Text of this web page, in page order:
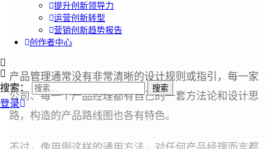
提升创新领导力
运营创新转型
营销创新趋势报告
创作者中心
搜索：
登录
产品管理通常没有非常清晰的设计规则或指引，每一家
公司、每一个产品经理都有自己的一套方法论和设计思
路，构造的产品路线图也各有特色。